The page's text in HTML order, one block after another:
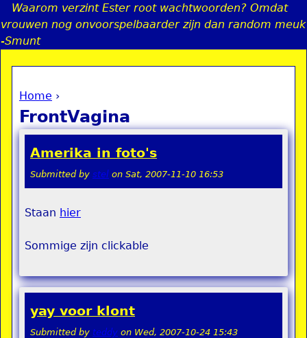
Jump to navigation
Waarom verzint Ester root wachtwoorden? Omdat
vrouwen nog onvoorspelbaarder zijn dan random meuk
-Smunt
You are here
Home ›
FrontVagina
Amerika in foto's
Submitted by stel on Sat, 2007-11-10 16:53
Staan hier
Sommige zijn clickable
yay voor klont
Submitted by teddy on Wed, 2007-10-24 15:43